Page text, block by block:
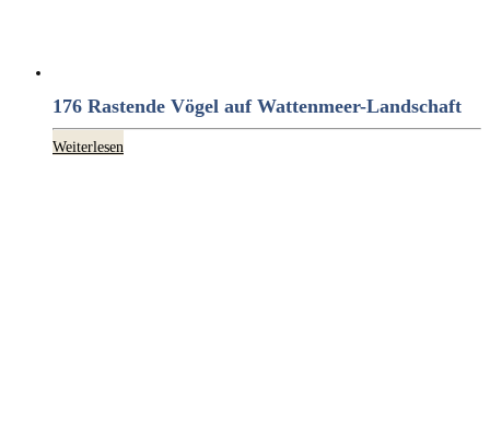
176 Rastende Vögel auf Wattenmeer-Landschaft
Weiterlesen